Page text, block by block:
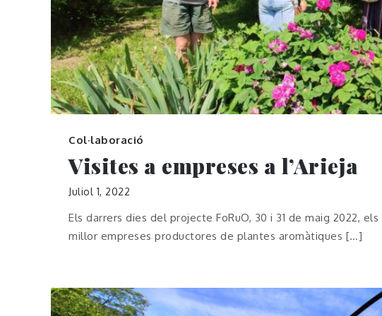
Col·laboració
Visites a empreses a l’Arieja
Juliol 1, 2022
Els darrers dies del projecte FoRuO, 30 i 31 de maig 2022,
millor empreses productores de plantes aromàtiques […]